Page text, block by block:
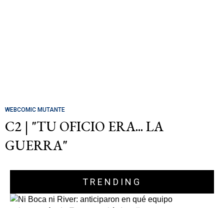
WEBCOMIC MUTANTE
C2 | "TU OFICIO ERA... LA
GUERRA"
TRENDING